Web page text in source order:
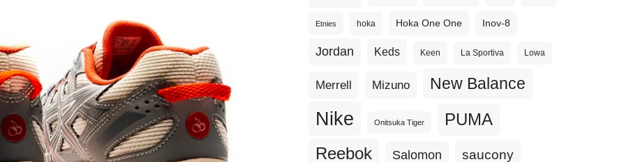
Etnies hoka Hoka One One Inov-8
Jordan Keds Keen La Sportiva Lowa
Merrell Mizuno New Balance
Nike Onitsuka Tiger PUMA
Reebok Salomon saucony